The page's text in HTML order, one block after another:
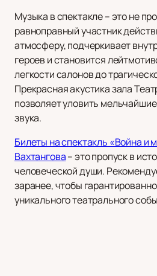
Музыка в спектакле – это не
равноправный участник
атмосферу, подчеркивает
героев и становится
легкости салонов до
Прекрасная акустика зала
позволяет уловить
звука.
Билеты на спектакль «Война и
Вахтангова– это пропуск в
человеческой души.
заранее, чтобы
уникального театрального